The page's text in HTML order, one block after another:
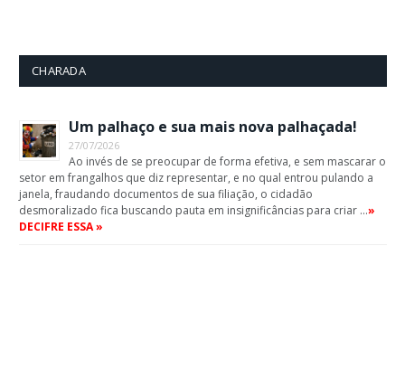
CHARADA
Um palhaço e sua mais nova palhaçada!
27/07/2026
Ao invés de se preocupar de forma efetiva, e sem mascarar o
setor em frangalhos que diz representar, e no qual entrou pulando a
janela, fraudando documentos de sua filiação, o cidadão
desmoralizado fica buscando pauta em insignificâncias para criar …»
DECIFRE ESSA »